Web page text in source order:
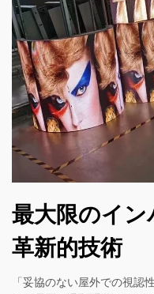
最大限のイ
革新的技術
「妥協のない屋外での視認